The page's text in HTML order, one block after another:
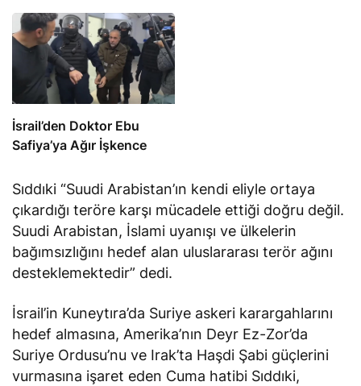
İsrail’den Doktor Ebu
Safiya’ya Ağır İşkence
Sıddıki “Suudi Arabistan’ın kendi eliyle ortaya
çıkardığı teröre karşı mücadele ettiği doğru değil.
Suudi Arabistan, İslami uyanışı ve ülkelerin
bağımsızlığını hedef alan uluslararası terör ağını
desteklemektedir” dedi.
İsrail’in Kuneytıra’da Suriye askeri karargahlarını
hedef almasına, Amerika’nın Deyr Ez-Zor’da
Suriye Ordusu’nu ve Irak’ta Haşdi Şabi güçlerini
vurmasına işaret eden Cuma hatibi Sıddıki,